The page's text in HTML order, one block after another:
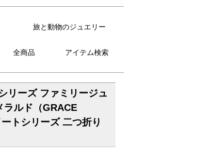
旅と動物のジュエリー
全商品 アイテム検索
リーズ ファミリージュ
ラルド（GRACE
トシリーズ 二つ折り